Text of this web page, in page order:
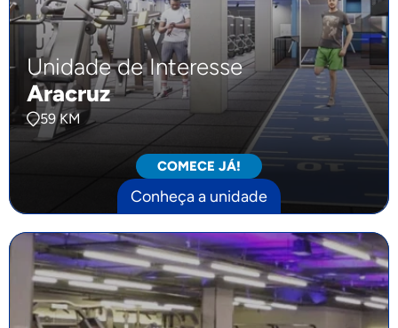
Unidade de Interesse
Aracruz
59 KM
COMECE JÁ!
Conheça a unidade